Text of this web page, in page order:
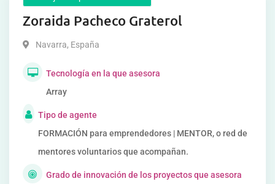
Zoraida Pacheco Graterol
Navarra, España
Tecnología en la que asesora
Array
Tipo de agente
FORMACIÓN para emprendedores | MENTOR, o red de
mentores voluntarios que acompañan.
Grado de innovación de los proyectos que asesora